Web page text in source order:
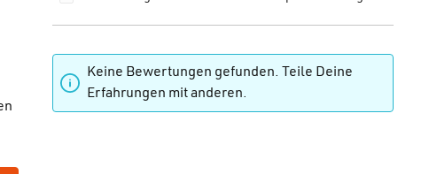
von 0 von 5 Sternen
Keine Bewertungen gefunden. Teile Deine
Erfahrungen mit anderen.